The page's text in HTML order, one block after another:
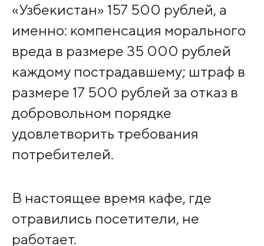
«Узбекистан» 157 500 рублей, а
именно: компенсация морального
вреда в размере 35 000 рублей
каждому пострадавшему; штраф в
размере 17 500 рублей за отказ в
добровольном порядке
удовлетворить требования
потребителей.
В настоящее время кафе, где
отравились посетители, не
работает.